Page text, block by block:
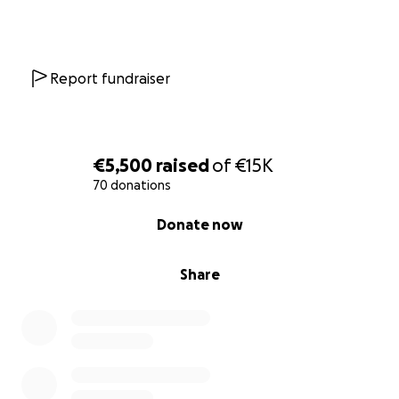
€5,500 raisedof€15K
70 donations
Share
Donate now
gesammelt werden. Die sind ein weiterer wichtiger
möglich für euch im Überblick halten. Die Bluttests
wurden schon gemacht, aber selbst hier fehlt noch
wir 9 Seelen die Chance auf ein neues Leben geben
Report fundraiser